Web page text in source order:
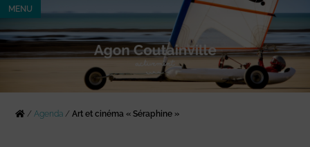
MENU
/Agenda /Art et cinéma « Séraphine »